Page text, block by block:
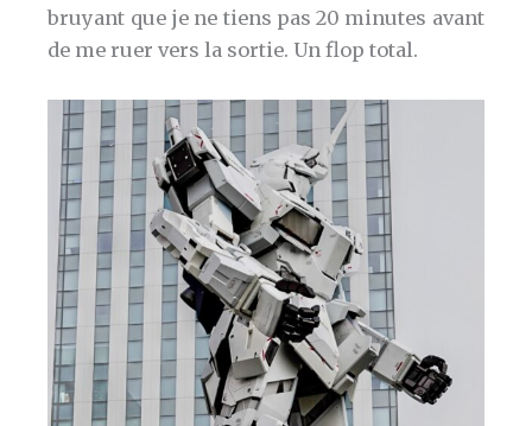
bruyant que je ne tiens pas 20 minutes avant
de me ruer vers la sortie. Un flop total.